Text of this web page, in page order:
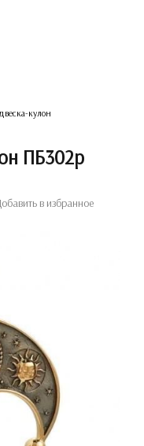
кулон
ПБ302р
в избранное